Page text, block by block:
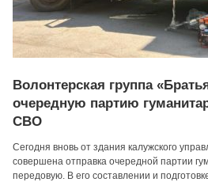
Волонтерская группа
очередную партию
СВО
Сегодня вновь от здания калужского
совершена отправка очередной партии
передовую. В его составлении и